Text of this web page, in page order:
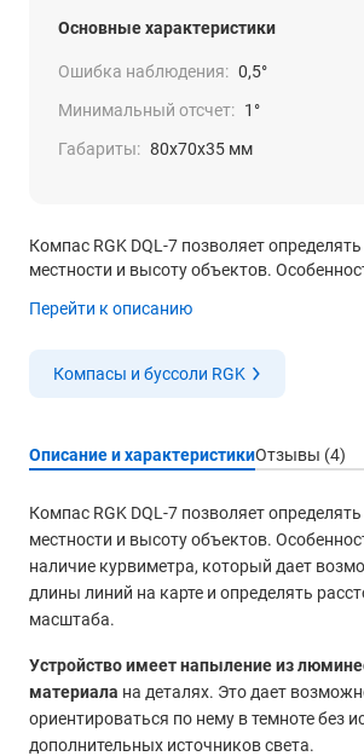
Основные характеристики
Ошибка наблюдения: 0,5°
Минимальный отсчет: 1°
Габариты: 80х70х35 мм
Компас RGK DQL-7 позволяет
местности и высоту объектов.
Перейти к описанию
Компасы и буссоли RGK
Описание и характеристикиОтзывы (4)
Компас RGK DQL-7 позволяет
местности и высоту объектов.
наличие курвиметра, который дает
длины линий на карте и определять
масштаба.
Устройство имеет напыление из
материала на деталях. Это дает
ориентироваться по нему в темноте без
дополнительных источников света.